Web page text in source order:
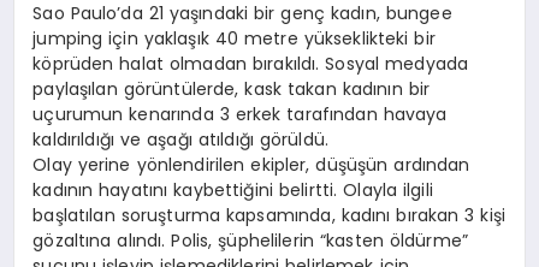
Sao Paulo’da 21 yaşındaki bir genç kadın, bungee
jumping için yaklaşık 40 metre yükseklikteki bir
köprüden halat olmadan bırakıldı. Sosyal medyada
paylaşılan görüntülerde, kask takan kadının bir
uçurumun kenarında 3 erkek tarafından havaya
kaldırıldığı ve aşağı atıldığı görüldü.
Olay yerine yönlendirilen ekipler, düşüşün ardından
kadının hayatını kaybettiğini belirtti. Olayla ilgili
başlatılan soruşturma kapsamında, kadını bırakan 3 kişi
gözaltına alındı. Polis, şüphelilerin “kasten öldürme”